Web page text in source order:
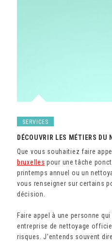
SERVICES
DÉCOUVRIR LES MÉTIERS DU
Que vous souhaitiez faire
bruxelles pour une tâche
printemps annuel ou un
vous renseigner sur certains
décision.
Faire appel à une personne
entreprise de nettoyage
risques. J’entends souvent